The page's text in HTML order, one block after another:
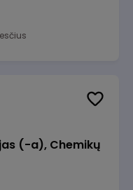
(-a), Chemikų